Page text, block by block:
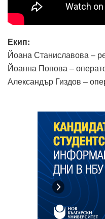
Екип:
Йоана Станиславова –
Йоанна Попова –
Александър Гиздов –